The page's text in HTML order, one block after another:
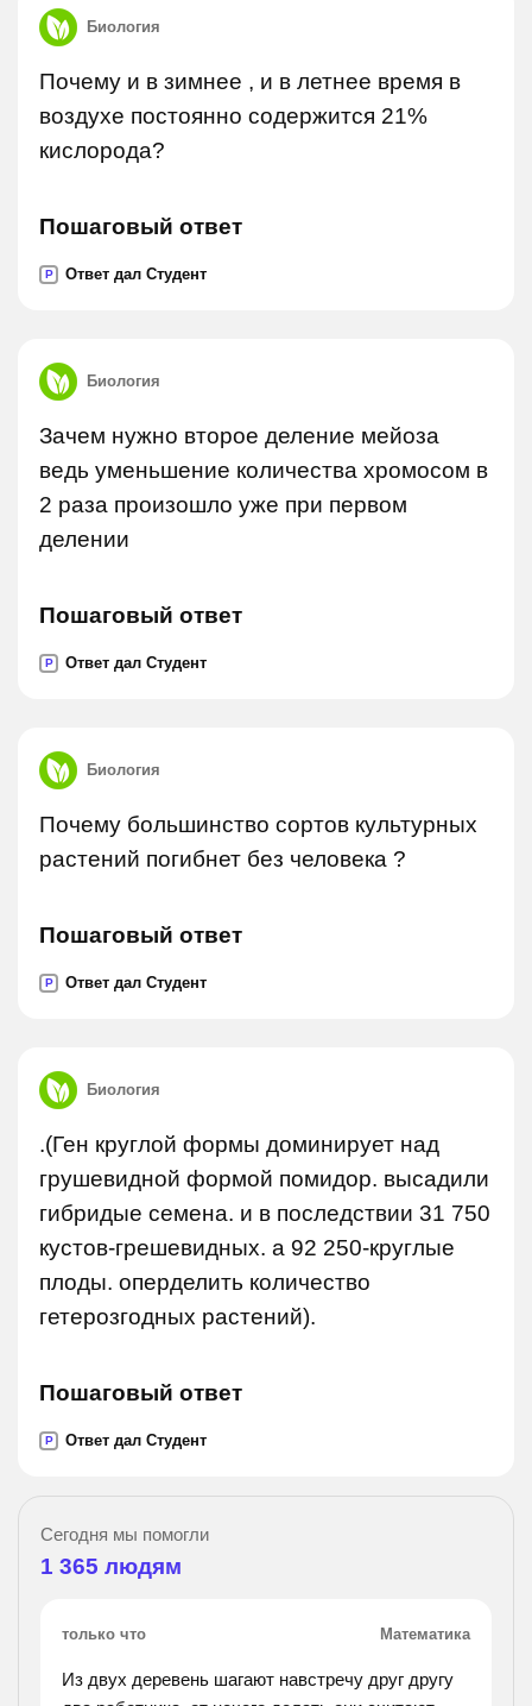
Биология
Почему и в зимнее , и в летнее время в
воздухе постоянно содержится 21%
кислорода?
Пошаговый ответ
P Ответ дал Студент
Биология
Зачем нужно второе деление мейоза
ведь уменьшение количества хромосом в
2 раза произошло уже при первом
делении
Пошаговый ответ
P Ответ дал Студент
Биология
Почему большинство сортов культурных
растений погибнет без человека ?
Пошаговый ответ
P Ответ дал Студент
Биология
.(Ген круглой формы доминирует над
грушевидной формой помидор. высадили
гибридые семена. и в последствии 31 750
кустов-грешевидных. а 92 250-круглые
плоды. оперделить количество
гетерозгодных растений).
Пошаговый ответ
P Ответ дал Студент
Сегодня мы помогли
1 365 людям
только что Математика
Из двух деревень шагают навстречу друг другу